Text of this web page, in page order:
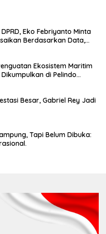
Eko Febriyanto Minta
Berdasarkan Data,
Ekosistem Maritim
di Pelindo
Besar, Gabriel Rey Jadi
Tapi Belum Dibuka: